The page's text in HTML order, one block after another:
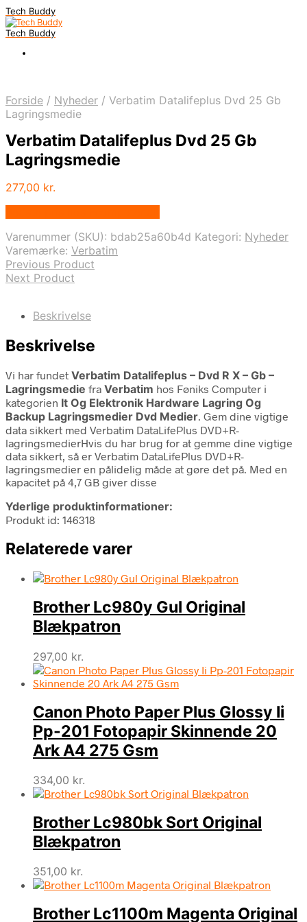
Tech Buddy
Tech Buddy
Forside / Nyheder / Verbatim Datalifeplus Dvd 25 Gb
Lagringsmedie
Verbatim Datalifeplus Dvd 25 Gb
Lagringsmedie
277,00 kr.
Varenummer (SKU): bdab25a60b4d Kategori: Nyheder
Varemærke: Verbatim
Previous Product
Next Product
Beskrivelse
Beskrivelse
Vi har fundet Verbatim Datalifeplus – Dvd R X – Gb –
Lagringsmedie fra Verbatim hos Føniks Computer i
kategorien It Og Elektronik Hardware Lagring Og
Backup Lagringsmedier Dvd Medier. Gem dine vigtige
data sikkert med Verbatim DataLifePlus DVD+R-
lagringsmedierHvis du har brug for at gemme dine vigtige
data sikkert, så er Verbatim DataLifePlus DVD+R-
lagringsmedier en pålidelig måde at gøre det på. Med en
kapacitet på 4,7 GB giver disse
Yderlige produktinformationer:
Produkt id: 146318
Relaterede varer
Brother Lc980y Gul Original
Blækpatron
297,00 kr.
Canon Photo Paper Plus Glossy Ii
Pp-201 Fotopapir Skinnende 20
Ark A4 275 Gsm
334,00 kr.
Brother Lc980bk Sort Original
Blækpatron
351,00 kr.
Brother Lc1100m Magenta Original